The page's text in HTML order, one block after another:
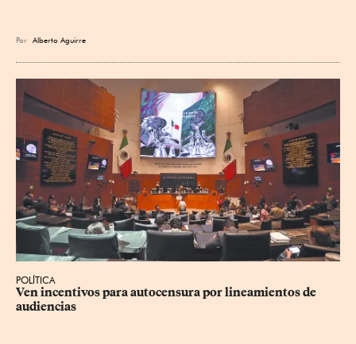
Por Alberto Aguirre
POLÍTICA
Ven incentivos para autocensura por lineamientos de
audiencias